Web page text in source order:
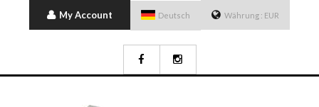
My Account Deutsch Währung : EUR